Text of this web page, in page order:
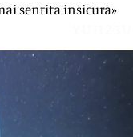
sentita insicura»